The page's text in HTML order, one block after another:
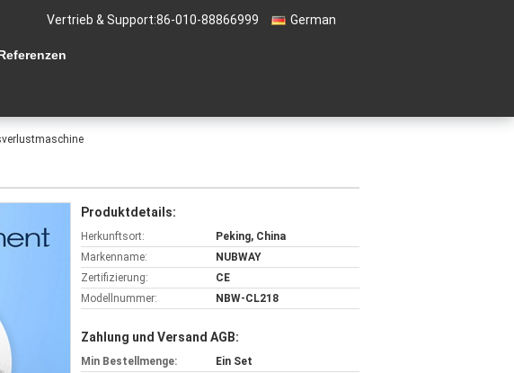
German
Vertrieb & Support:86-010-88866999
Produktdetails:
Herkunftsort:
Peking, China
Markenname:
NUBWAY
Zertifizierung:
CE
Modellnummer:
NBW-CL218
Zahlung und Versand AGB:
Min Bestellmenge:
Ein Set